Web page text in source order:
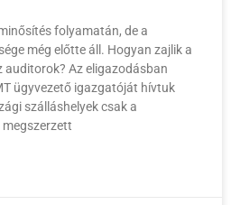
folyamatán, de a
még előtte áll. Hogyan zajlik a
auditorok? Az eligazodásban
ügyvezető igazgatóját hívtuk
szálláshelyek csak a
megszerzett